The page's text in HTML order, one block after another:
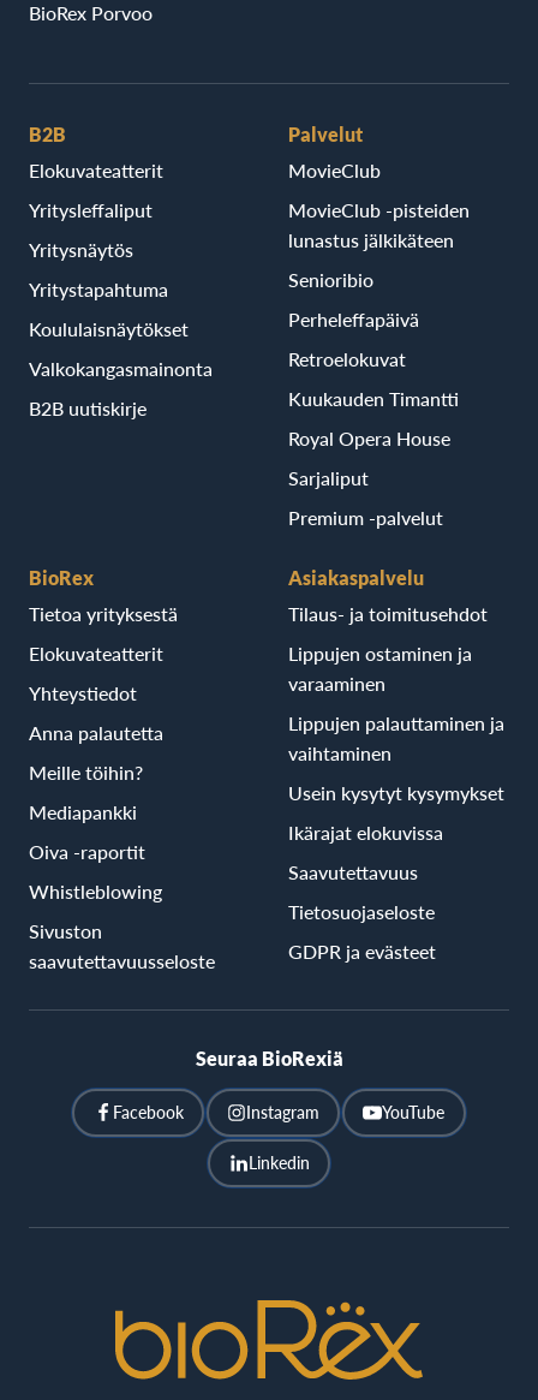
BioRex Porvoo
B2B
Elokuvateatterit
Yritysleffaliput
Yritysnäytös
Yritystapahtuma
Koululaisnäytökset
Valkokangasmainonta
B2B uutiskirje
Palvelut
MovieClub
MovieClub -pisteiden
lunastus jälkikäteen
Senioribio
Perheleffapäivä
Retroelokuvat
Kuukauden Timantti
Royal Opera House
Sarjaliput
Premium -palvelut
BioRex
Tietoa yrityksestä
Elokuvateatterit
Yhteystiedot
Anna palautetta
Meille töihin?
Mediapankki
Oiva -raportit
Whistleblowing
Sivuston
saavutettavuusseloste
Asiakaspalvelu
Tilaus- ja toimitusehdot
Lippujen ostaminen ja
varaaminen
Lippujen palauttaminen ja
vaihtaminen
Usein kysytyt kysymykset
Ikärajat elokuvissa
Saavutettavuus
Tietosuojaseloste
GDPR ja evästeet
Seuraa BioRexiä
Facebook Instagram YouTube
Linkedin
Cinemas